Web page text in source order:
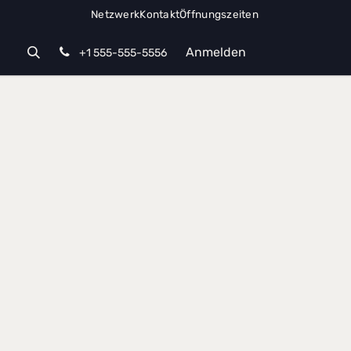
NetzwerkKontaktÖffnungszeiten
+1 555-555-5556 Anmelden